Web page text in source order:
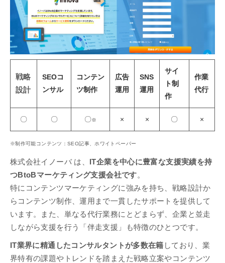
戦略
設計
SEOコ
ンサル
コンテン
ツ制作
広告
運用
SNS
運用
サイ
ト制
作
作業
代行
〇 〇 〇※ × × 〇 ×
※制作可能コンテンツ：SEO記事、ホワイトペーパー
株式会社イノーバ は、
IT企業を中心に豊富な支援実績を持
つBtoBマーケティング支援会社です。
特にコンテンツマーケティングに強みを持ち、戦略設計か
らコンテンツ制作、運用まで一貫したサポートを提供して
います。また、単なる代行業務にとどまらず、企業と並走
しながら支援を行う「伴走支援」も特徴のひとつです。
IT業界に精通したコンサルタントが多数在籍 しており、業
界特有の課題やトレンドを踏まえた戦略立案やコンテンツ